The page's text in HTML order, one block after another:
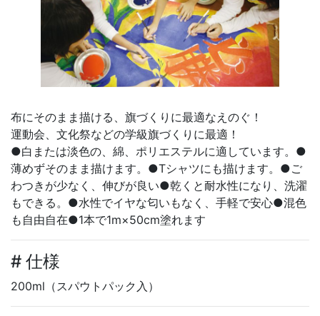
布にそのまま描ける、旗づくりに最適なえのぐ！
運動会、文化祭などの学級旗づくりに最適！
●白または淡色の、綿、ポリエステルに適しています。●
薄めずそのまま描けます。●Tシャツにも描けます。●ご
わつきが少なく、伸びが良い●乾くと耐水性になり、洗濯
もできる。●水性でイヤな匂いもなく、手軽で安心●混色
も自由自在●1本で1m×50cm塗れます
# 仕様
200ml（スパウトパック入）